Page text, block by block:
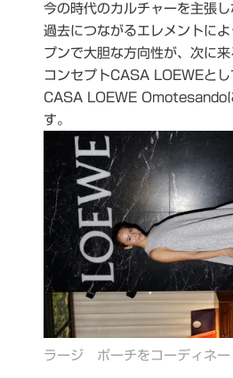
今の時代のカルチャーを主張
過去につながるエレメントに
プンで大胆な方向性が、次に
コンセプトCASA LOEWEとし
CASA LOEWE Omotesando
す。
ラージ ポーチをコーディネー